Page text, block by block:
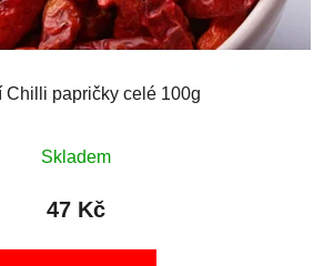
Chilli papričky celé 100g
Skladem
47 Kč